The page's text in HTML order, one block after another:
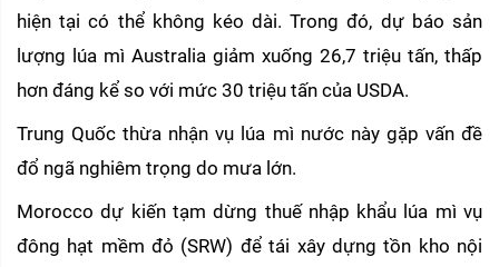
hiện tại có thể không kéo dài. Trong đó, dự báo sản
lượng lúa mì Australia giảm xuống 26,7 triệu tấn, thấp
hơn đáng kể so với mức 30 triệu tấn của USDA.
Trung Quốc thừa nhận vụ lúa mì nước này gặp vấn đề
đổ ngã nghiêm trọng do mưa lớn.
Morocco dự kiến tạm dừng thuế nhập khẩu lúa mì vụ
đông hạt mềm đỏ (SRW) để tái xây dựng tồn kho nội